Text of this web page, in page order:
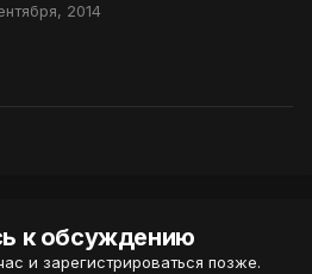
2014
к обсуждению
и зарегистрироваться позже.